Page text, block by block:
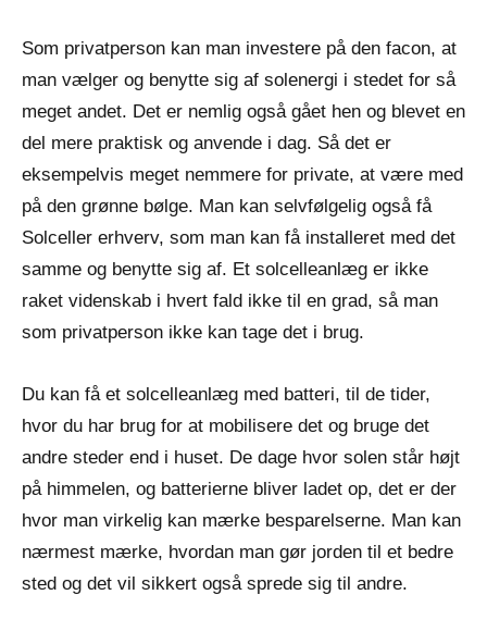
Som privatperson kan man investere på den facon, at
man vælger og benytte sig af solenergi i stedet for så
meget andet. Det er nemlig også gået hen og blevet en
del mere praktisk og anvende i dag. Så det er
eksempelvis meget nemmere for private, at være med
på den grønne bølge. Man kan selvfølgelig også få
Solceller erhverv, som man kan få installeret med det
samme og benytte sig af. Et solcelleanlæg er ikke
raket videnskab i hvert fald ikke til en grad, så man
som privatperson ikke kan tage det i brug.
Du kan få et solcelleanlæg med batteri, til de tider,
hvor du har brug for at mobilisere det og bruge det
andre steder end i huset. De dage hvor solen står højt
på himmelen, og batterierne bliver ladet op, det er der
hvor man virkelig kan mærke besparelserne. Man kan
nærmest mærke, hvordan man gør jorden til et bedre
sted og det vil sikkert også sprede sig til andre.